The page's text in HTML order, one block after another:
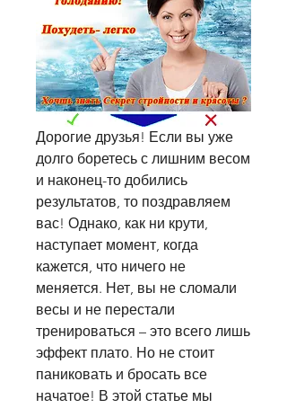
Дорогие друзья! Если вы уже
долго боретесь с лишним весом
и наконец-то добились
результатов, то поздравляем
вас! Однако, как ни крути,
наступает момент, когда
кажется, что ничего не
меняется. Нет, вы не сломали
весы и не перестали
тренироваться – это всего лишь
эффект плато. Но не стоит
паниковать и бросать все
начатое! В этой статье мы